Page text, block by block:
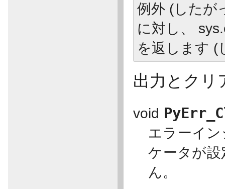
例外 (したが
に対し、
を返します (
出力とクリ
void
エラーイ
ケータが
ん。